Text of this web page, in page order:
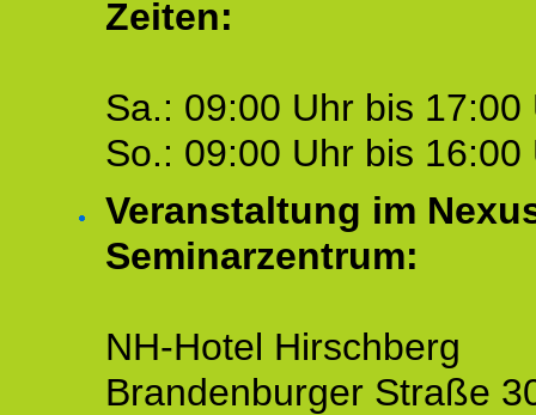
Zeiten:
Sa.: 09:00 Uhr bis 17:00
So.: 09:00 Uhr bis 16:00
Veranstaltung im
Seminarzentrum:
NH-Hotel Hirschberg
Brandenburger Straße